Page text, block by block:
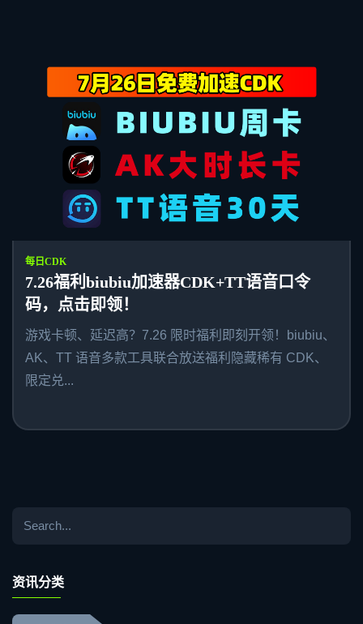
每日CDK
7.26福利biubiu加速器CDK+TT语音口令
码，点击即领！
游戏卡顿、延迟高？7.26 限时福利即刻开领！biubiu、
AK、TT 语音多款工具联合放送福利隐藏稀有 CDK、
限定兑...
资讯分类